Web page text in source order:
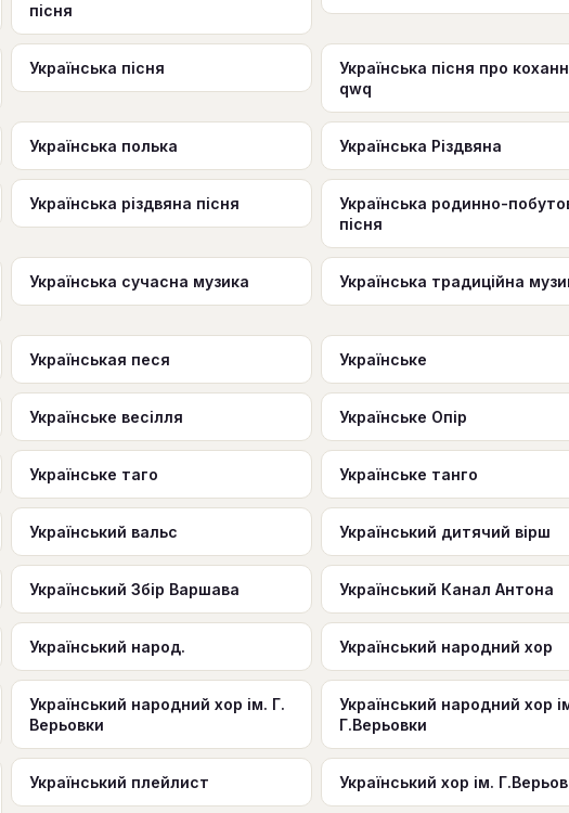
пісня
Українська пісня
Українська пісня про
qwq
Українська полька Українська Різдвяна
Українська різдвяна пісня
Українська родинно-
пісня
Українська сучасна музика Українська традиційна
Українськая песя Українське
Українське весілля Українське Опір
Українське таго Українське танго
Український вальс Український дитячий вірш
Український Збір Варшава Український Канал Антона
Український народ. Український народний хор
Український народний хор ім. Г.
Верьовки
Український народний хор
Г.Верьовки
Український плейлист Український хор ім.